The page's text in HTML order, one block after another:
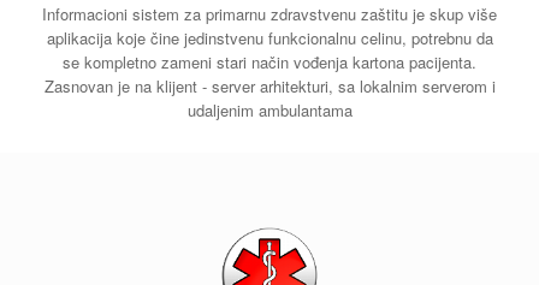
Informacioni sistem za primarnu zdravstvenu zaštitu je skup više
aplikacija koje čine jedinstvenu funkcionalnu celinu, potrebnu da
se kompletno zameni stari način vođenja kartona pacijenta.
Zasnovan je na klijent - server arhitekturi, sa lokalnim serverom i
udaljenim ambulantama